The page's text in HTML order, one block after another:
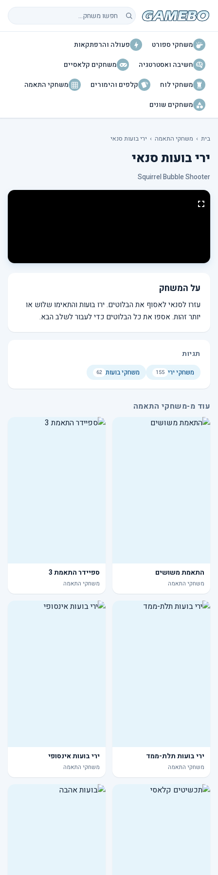
חיפוש משחקים
משחקי ספורט
פעולה והרפתקאות
חשיבה ואסטרטגיה
משחקים קלאסיים
משחקי לוח
קלפים והימורים
משחקי התאמה
משחקים שונים
בית › משחקי התאמה › ירי בועות סנאי
ירי בועות סנאי
Squirrel Bubble Shooter
על המשחק
עזרו לסנאי לאסוף את הבלוטים. ירו בועות והתאימו שלוש או
יותר זהות. אספו את כל הבלוטים כדי לעבור לשלב הבא.
תגיות
משחקי ירי 155 משחקי בועות 62
עוד מ-משחקי התאמה
התאמת משושים
משחקי התאמה
ספיידר התאמת 3
משחקי התאמה
ירי בועות תלת-ממד
משחקי התאמה
ירי בועות אינסופי
משחקי התאמה